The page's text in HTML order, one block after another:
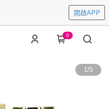
開啟APP
0
1/5